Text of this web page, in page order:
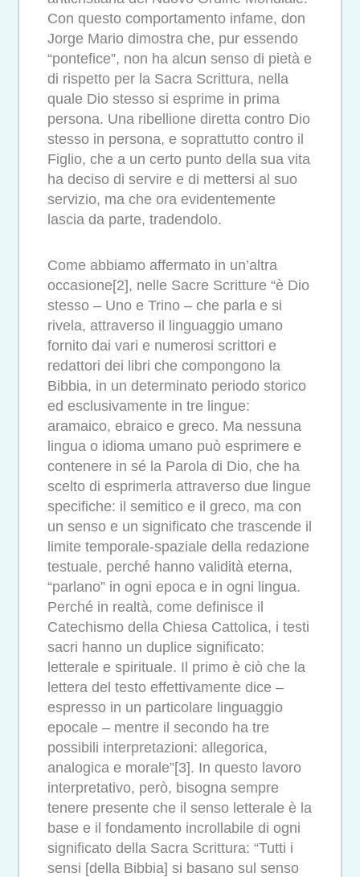
Con questo comportamento infame, don
Jorge Mario dimostra che, pur essendo
“pontefice”, non ha alcun senso di pietà e
di rispetto per la Sacra Scrittura, nella
quale Dio stesso si esprime in prima
persona. Una ribellione diretta contro Dio
stesso in persona, e soprattutto contro il
Figlio, che a un certo punto della sua vita
ha deciso di servire e di mettersi al suo
servizio, ma che ora evidentemente
lascia da parte, tradendolo.
Come abbiamo affermato in un’altra
occasione[2], nelle Sacre Scritture “è Dio
stesso – Uno e Trino – che parla e si
rivela, attraverso il linguaggio umano
fornito dai vari e numerosi scrittori e
redattori dei libri che compongono la
Bibbia, in un determinato periodo storico
ed esclusivamente in tre lingue:
aramaico, ebraico e greco. Ma nessuna
lingua o idioma umano può esprimere e
contenere in sé la Parola di Dio, che ha
scelto di esprimerla attraverso due lingue
specifiche: il semitico e il greco, ma con
un senso e un significato che trascende il
limite temporale-spaziale della redazione
testuale, perché hanno validità eterna,
“parlano” in ogni epoca e in ogni lingua.
Perché in realtà, come definisce il
Catechismo della Chiesa Cattolica, i testi
sacri hanno un duplice significato:
letterale e spirituale. Il primo è ciò che la
lettera del testo effettivamente dice –
espresso in un particolare linguaggio
epocale – mentre il secondo ha tre
possibili interpretazioni: allegorica,
analogica e morale”[3]. In questo lavoro
interpretativo, però, bisogna sempre
tenere presente che il senso letterale è la
base e il fondamento incrollabile di ogni
significato della Sacra Scrittura: “Tutti i
sensi [della Bibbia] si basano sul senso